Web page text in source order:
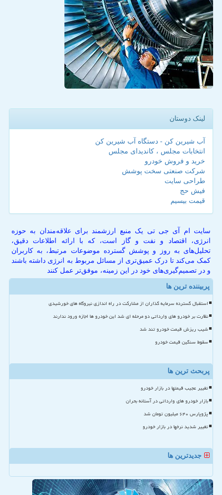
لینک دوستان
آب شیرین کن - دستگاه آب شیرین کن
انتخابات مجلس ، کاندیدای مجلس
خرید و فروش خودرو
شرکت صنعتی سخت پوشش
طراحی سایت
فیش حج
قیمت بیسیم
سایت ام آی جی تی یک منبع ارزشمند برای علاقه‌مندان به حوزه
انرژی، اقتصاد و نفت و گاز است، که با ارائه اطلاعات دقیق،
تحلیل‌های به روز و پوشش گسترده موضوعات مرتبط، به کاربران
کمک می‌کند تا درک عمیق‌تری از مسائل مربوط به انرژی داشته باشند
و در تصمیم‌گیری‌های خود در این زمینه، موفق‌تر عمل کنند
پربیننده ترین ها
استقبال گسترده سرمایه گذاران از مشارکت در راه اندازی نیروگاه های خورشیدی
نظارت بر خودرو های وارداتی دو مرحله ای شد این خودرو ها اجازه ورود ندارند
شیب ریزش قیمت خودرو تند شد
سقوط سنگین قیمت خودرو
پربحث ترین ها
تغییر عجیب قیمتها در بازار خودرو
بازار خودرو های وارداتی در آستانه بحران
پژوپارس ۶۴۰ میلیون تومان شد
تغییر شدید نرخها در بازار خودرو
جدیدترین ها